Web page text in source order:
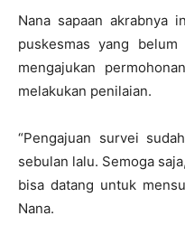
Nana sapaan akrabnya
puskesmas yang
mengajukan
melakukan penilaian.
“Pengajuan survei
sebulan lalu. Semoga
bisa datang untuk
Nana.